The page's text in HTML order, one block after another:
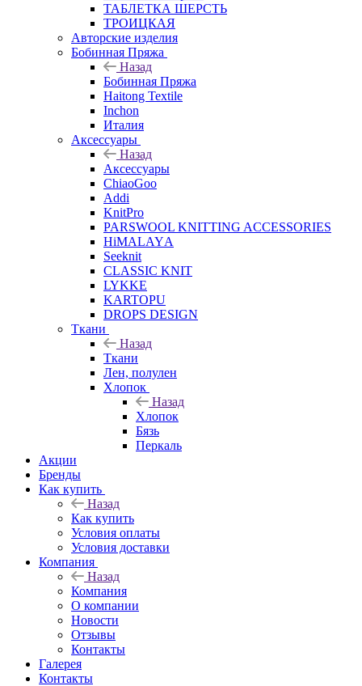
ТАБЛЕTКА ШЕРСТЬ
ТРОИЦКАЯ
Авторские изделия
Бобинная Пряжа
Назад
Бобинная Пряжа
Haitong Textilе
Inchon
Италия
Аксессуары
Назад
Аксессуары
ChiaoGoo
Addi
KnitPro
PARSWOOL KNITTING ACCESSORIES
HiMALAYА
Seeknit
CLASSIC KNIT
LYKKE
KАRTOPU
DROPS DЕSIGN
Ткани
Назад
Ткани
Лен, полулен
Хлопок
Назад
Хлопок
Бязь
Перкаль
Акции
Бренды
Как купить
Назад
Как купить
Условия оплаты
Условия доставки
Компания
Назад
Компания
О компании
Новости
Отзывы
Контакты
Галерея
Контакты